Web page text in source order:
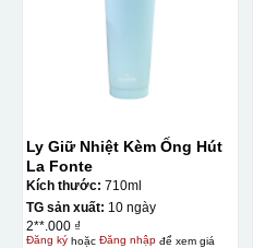
Ly Giữ Nhiệt Kèm Ống Hút
La Fonte
Kích thước: 710ml
TG sản xuất: 10 ngày
2**.000 ₫
Đăng kýhoặc Đăng nhậpđể xem giá